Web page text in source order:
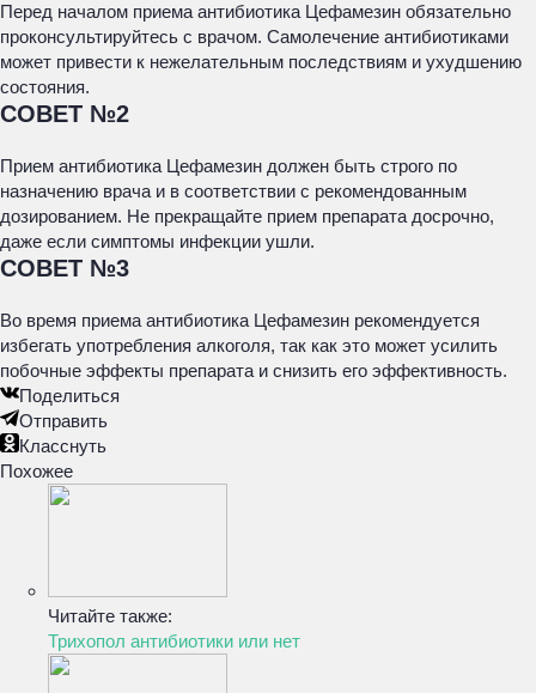
Перед началом приема антибиотика Цефамезин обязательно
проконсультируйтесь с врачом. Самолечение антибиотиками
может привести к нежелательным последствиям и ухудшению
состояния.
СОВЕТ №2
Прием антибиотика Цефамезин должен быть строго по
назначению врача и в соответствии с рекомендованным
дозированием. Не прекращайте прием препарата досрочно,
даже если симптомы инфекции ушли.
СОВЕТ №3
Во время приема антибиотика Цефамезин рекомендуется
избегать употребления алкоголя, так как это может усилить
побочные эффекты препарата и снизить его эффективность.
Поделиться
Отправить
Класснуть
Похожее
Читайте также:
Трихопол антибиотики или нет